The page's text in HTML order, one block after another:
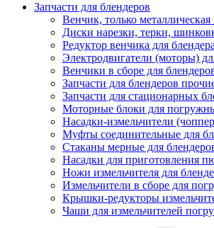
Запчасти для блендеров
Венчик, только металлическая
Диски нарезки, терки,
Редуктор венчика для блендера
Электродвигатели (моторы)
Венчики в сборе для
Запчасти для блендеров
Запчасти для стационарных
Моторные блоки для
Насадки-измельчители
Муфты соединительные для
Стаканы мерные для
Насадки для приготовления
Ножи измельчителя для
Измельчители в сборе для
Крышки-редукторы
Чаши для измельчителей